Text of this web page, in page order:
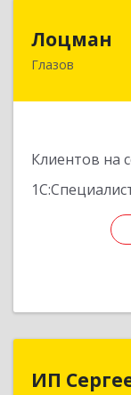
Лоцман
Глазов
Клиентов на
427620,
ИП